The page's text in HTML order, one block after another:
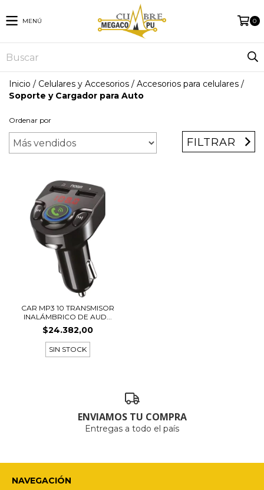
MENÚ 0
Inicio / Celulares y Accesorios / Accesorios para celulares /
Soporte y Cargador para Auto
Ordenar por
FILTRAR
CAR MP3 10 TRANSMISOR
INALÁMBRICO DE AUD...
$24.382,00
SIN STOCK
ENVIAMOS TU COMPRA
Entregas a todo el país
NAVEGACIÓN